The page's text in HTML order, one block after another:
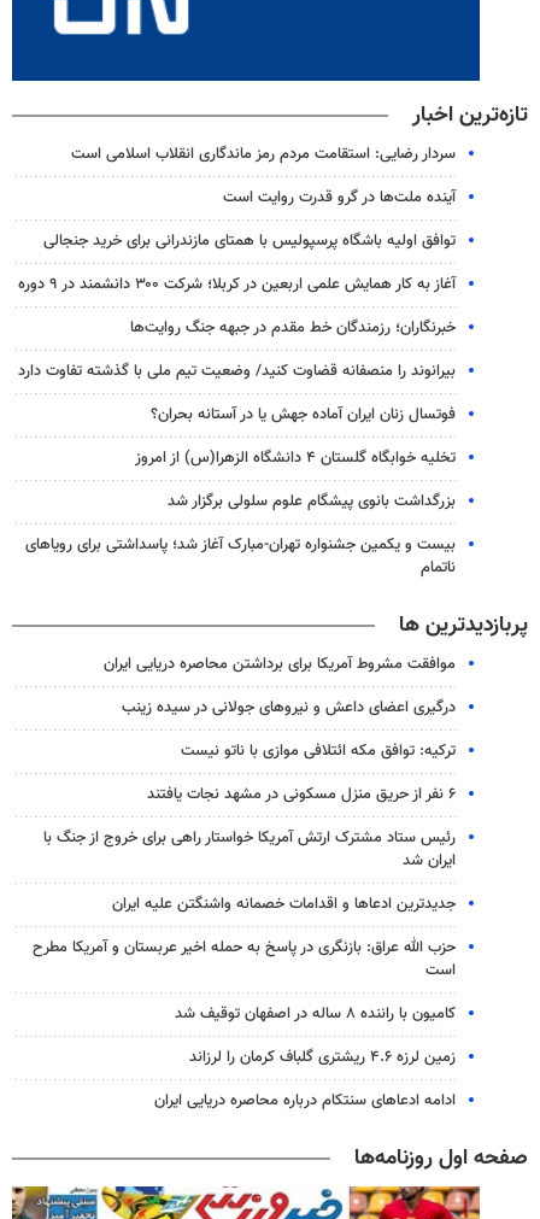
تازه‌ترین اخبار
سردار رضایی: استقامت مردم رمز ماندگاری انقلاب اسلامی است
آینده ملت‌ها در گرو قدرت روایت است
توافق اولیه باشگاه پرسپولیس با همتای مازندرانی برای خرید جنجالی
آغاز به کار همایش علمی اربعین در کربلا؛ شرکت ۳۰۰ دانشمند در ۹ دوره
خبرنگاران؛ رزمندگان خط مقدم در جبهه جنگ روایت‌ها
بیرانوند را منصفانه قضاوت کنید/ وضعیت تیم ملی با گذشته تفاوت دارد
فوتسال زنان ایران آماده جهش یا در آستانه بحران؟
تخلیه خوابگاه گلستان ۴ دانشگاه الزهرا(س) از امروز
بزرگداشت بانوی پیشگام علوم سلولی برگزار شد
بیست و یکمین جشنواره تهران-مبارک آغاز شد؛ پاسداشتی برای رویاهای
ناتمام
پربازدیدترین ها
موافقت مشروط آمریکا برای برداشتن محاصره دریایی ایران
درگیری اعضای داعش و نیروهای جولانی در سیده زینب
ترکیه: توافق مکه ائتلافی موازی با ناتو نیست
۶ نفر از حریق منزل مسکونی در مشهد نجات یافتند
رئیس ستاد مشترک ارتش آمریکا خواستار راهی برای خروج از جنگ با
ایران شد
جدیدترین ادعاها و اقدامات خصمانه واشنگتن علیه ایران
حزب الله عراق: بازنگری در پاسخ به حمله اخیر عربستان و آمریکا مطرح
است
کامیون با راننده ۸ ساله در اصفهان توقیف شد
زمین لرزه ۴.۶ ریشتری گلباف کرمان را لرزاند
ادامه ادعاهای سنتکام درباره محاصره دریایی ایران
صفحه اول روزنامه‌ها